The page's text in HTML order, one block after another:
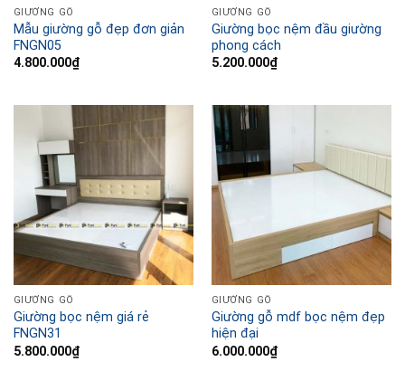
GIƯỜNG GỖ
Mẫu giường gỗ đẹp đơn giản
FNGN05
4.800.000₫
GIƯỜNG GỖ
Giường bọc nệm đầu giường
phong cách
5.200.000₫
GIƯỜNG GỖ
Giường bọc nệm giá rẻ
FNGN31
5.800.000₫
GIƯỜNG GỖ
Giường gỗ mdf bọc nệm đẹp
hiện đại
6.000.000₫